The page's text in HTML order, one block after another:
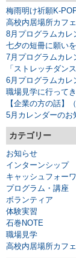
梅雨明け祈願K-
高校内居場所カフ
8月プログラムカレ
七夕の短冊に願い
7月プログラムカレ
「ストレッチダン
6月プログラムカレ
職場見学に行って
【企業の方の話】
5月カレンダーのお
カテゴリー
お知らせ
インターンシップ
キャッシュフォー
プログラム・講座
ボランティア
体験実習
石巻NOTE
職場見学
高校内居場所カフェ